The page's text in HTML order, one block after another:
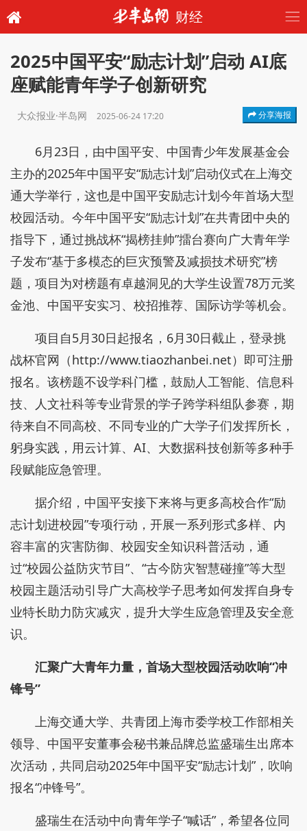
财经
2025中国平安“励志计划”启动 AI底
座赋能青年学子创新研究
大众报业·半岛网 2025-06-24 17:20 分享海报
6月23日，由中国平安、中国青少年发展基金会
主办的2025年中国平安“励志计划”启动仪式在上海交
通大学举行，这也是中国平安励志计划今年首场大型
校园活动。今年中国平安“励志计划”在共青团中央的
指导下，通过挑战杯“揭榜挂帅”擂台赛向广大青年学
子发布“基于多模态的巨灾预警及减损技术研究”榜
题，项目为对榜题有卓越洞见的大学生设置78万元奖
金池、中国平安实习、校招推荐、国际访学等机会。
项目自5月30日起报名，6月30日截止，登录挑
战杯官网（http://www.tiaozhanbei.net）即可注册
报名。该榜题不设学科门槛，鼓励人工智能、信息科
技、人文社科等专业背景的学子跨学科组队参赛，期
待来自不同高校、不同专业的广大学子们发挥所长，
躬身实践，用云计算、AI、大数据科技创新等多种手
段赋能应急管理。
据介绍，中国平安接下来将与更多高校合作“励
志计划进校园”专项行动，开展一系列形式多样、内
容丰富的灾害防御、校园安全知识科普活动，通
过“校园公益防灾节目”、“古今防灾智慧碰撞”等大型
校园主题活动引导广大高校学子思考如何发挥自身专
业特长助力防灾减灾，提升大学生应急管理及安全意
识。
汇聚广大青年力量，首场大型校园活动吹响“冲
锋号”
上海交通大学、共青团上海市委学校工作部相关
领导、中国平安董事会秘书兼品牌总监盛瑞生出席本
次活动，共同启动2025年中国平安“励志计划”，吹响
报名“冲锋号”。
盛瑞生在活动中向青年学子“喊话”，希望各位同